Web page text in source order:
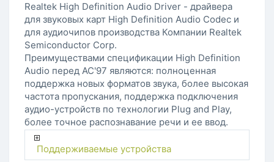
Realtek High Definition Audio Driver - драйвера
для звуковых карт High Definition Audio Codec и
для аудиочипов производства Компании Realtek
Semiconductor Corp.
Преимуществами спецификации High Definition
Audio перед AC'97 являются: полноценная
поддержка новых форматов звука, более высокая
частота пропускания, поддержка подключения
аудио-устройств по технологии Plug and Play,
более точное распознавание речи и ее ввод.
Поддерживаемые устройства